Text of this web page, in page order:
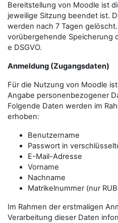
Bereitstellung von Moodle ist
jeweilige Sitzung beendet ist.
werden nach 7 Tagen
vorübergehende Speicherung
e DSGVO.
Anmeldung (Zugangsdaten)
Für die Nutzung von Moodle
Angabe personenbezogener
Folgende Daten werden im
erhoben:
Benutzername
Passwort in
E-Mail-Adresse
Vorname
Nachname
Matrikelnummer (nur
Im Rahmen der erstmaligen
Verarbeitung dieser Daten